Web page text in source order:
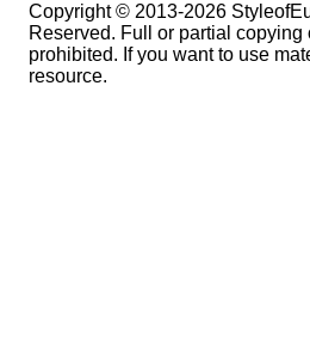
Copyright © 2013-2026
Reserved. Full or partial copying
prohibited. If you want to use
resource.